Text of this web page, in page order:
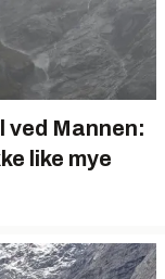
Mannen:
like mye